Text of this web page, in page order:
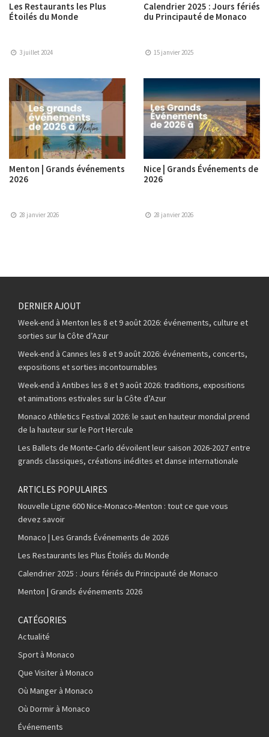
Les Restaurants les Plus
Étoilés du Monde
3 juillet 2024
Calendrier 2025 : Jours fériés
du Principauté de Monaco
15 janvier 2025
Menton | Grands événements
2026
28 janvier 2026
Nice | Grands Événements de
2026
28 janvier 2026
DERNIER AJOUT
Week-end à Menton les 8 et 9 août 2026: événements, culture et
sorties sur la Côte d’Azur
Week-end à Cannes les 8 et 9 août 2026: événements, concerts,
expositions et sorties incontournables
Week-end à Antibes les 8 et 9 août 2026: traditions, expositions
et animations estivales sur la Côte d’Azur
Monaco Athletics Festival 2026: le saut en hauteur mondial prend
de la hauteur sur le Port Hercule
Les Ballets de Monte-Carlo dévoilent leur saison 2026-2027 entre
grands classiques, créations inédites et danse internationale
ARTICLES POPULAIRES
Nouvelle Ligne 600 Nice-Monaco-Menton : tout ce que vous
devez savoir
Monaco | Les Grands Événements de 2026
Les Restaurants les Plus Étoilés du Monde
Calendrier 2025 : Jours fériés du Principauté de Monaco
Menton | Grands événements 2026
CATÉGORIES
Actualité
Sport à Monaco
Que Visiter à Monaco
Où Manger à Monaco
Où Dormir à Monaco
Événements